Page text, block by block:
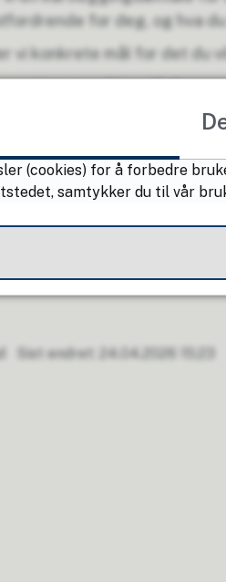
for deg, og hva
vi konkrete mål for det du
og denne justerer vi
Sist endret 24.04.2026 15:23
(cookies) for å forbedre
samtykker du til vår